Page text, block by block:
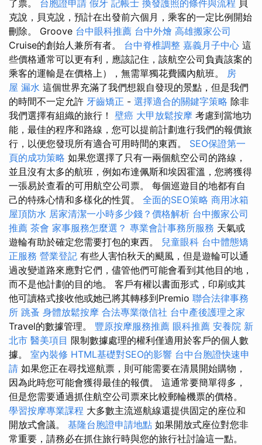
了票。 台胞證申請 假牙 記帳士 換發護照的條件與流程 貝
克說，貝克說，預計在出發前六個月，乘客的一定比例開始
刪除。 Groove 台中眼科推薦 台中外燴 高雄搬家公司
Cruise的創始人兼所有者。 台中脊椎調整 嘉義月子中心 這
些價格通常可以更有利，應該記住，該航空公司負責該案的
乘客的運輸是在價格上），無需單獨花費國內航班。 房
屋 漏水 這個世界充滿了我們想親自發現的景點，但是我們
的時間不一定允許 牙齒矯正 - 選擇適合的關鍵字策略 除非
我們選擇有組織的旅行！ 壁癌 大甲放鬆按摩 考慮到當地功
能，最佳的程序和路線，您可以提前計劃進行我們的報價旅
行，以便您發現所有適合可用時間的東西。 SEO保證第一
頁的成功策略 如果您選擇了只有一兩個航空公司的路線，
並且沒有太多的航班，例如布達佩斯和埃因霍溫，您將獲得
一張易於查看的可用航空公司票。 每個巡遊目的地都有自
己的特殊心情和多樣化的性質。 全面的SEO策略 商用冰箱
屋頂防水 居家清潔一小時多少錢？價格解析 台中搬家公司
推薦 茶會 家事服務怎麼選？ 專業會計事務所服務 天氣或
遊輪有助於確定您需要打包的東西。 兒童眼科 台中體態矯
正服務 營業登記 有些人害怕秋天的颶風，但是遊輪可以通
過改變道路來應對它們，儘管他們可能會看到其他目的地，
而不是他計劃的目的地。 客戶有權以書面形式，印刷或其
他可讀格式接收他或她已將其轉移到Premio 聯合法律事務
所 跳蚤 身體放鬆按摩 合法專業徵信社 台中產後護理之家
Travel的數據管理。 豐原按摩服務推薦 眼科推薦 安養院 新
北市 醫美項目 限制數據處理的權利僅適用於客戶的個人數
據。 室內裝修 HTML基礎對SEO的影響 台中台胞證快速申
請 如果您正在尋找巡航票，則可能需要在清晨開始購物，
因為此時您可能會獲得最佳的報價。 這通常要簡單得多，
但是您需要通過抓住航空公司票來比較郵輪機票的價格。
學習按摩專業課程 大多數主流巡航線還提供固定的座位和
開放式會議。 基隆台胞證申請地點 如果開放式座位對您非
常重要，請務必在抓住旅行時與您的旅行社討論這一點。